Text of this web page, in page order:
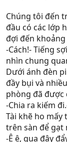
Chúng tôi đến
đầu có các lớp
đợi đến
-Cách!- Tiếng
nhìn chung
Dưới ánh đèn
đầy bụi và
phòng đã được
-Chia ra kiếm
Tài khẽ ho
trên sàn để gạt
-Ê ê, qua đây